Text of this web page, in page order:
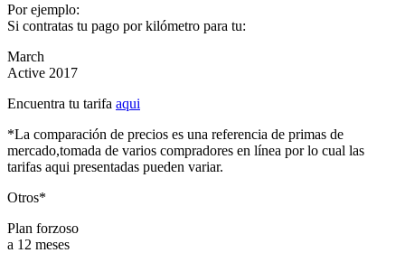
Por ejemplo:
Si contratas tu pago por kilómetro para tu:
March
Active 2017
Encuentra tu tarifa aqui
*La comparación de precios es una referencia de primas de
mercado,tomada de varios compradores en línea por lo cual las
tarifas aqui presentadas pueden variar.
Otros*
Plan forzoso
a 12 meses